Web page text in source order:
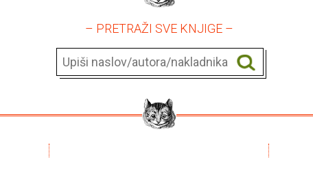
– PRETRAŽI SVE KNJIGE –